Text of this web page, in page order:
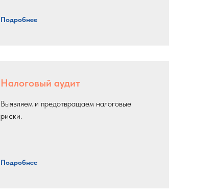
Подробнее
Налоговый аудит
Выявляем и предотвращаем налоговые
риски.
Подробнее